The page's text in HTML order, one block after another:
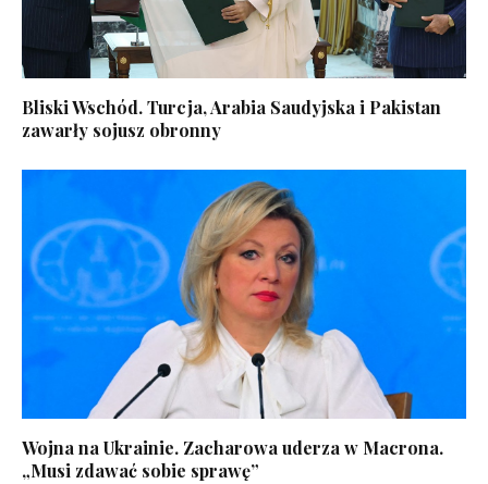
Bliski Wschód. Turcja, Arabia Saudyjska i Pakistan
zawarły sojusz obronny
Wojna na Ukrainie. Zacharowa uderza w Macrona.
„Musi zdawać sobie sprawę”